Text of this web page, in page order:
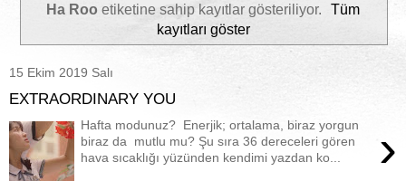
Ha Roo etiketine sahip kayıtlar gösteriliyor.
Tüm
kayıtları göster
15 Ekim 2019 Salı
EXTRAORDINARY YOU
›
Hafta modunuz? Enerjik; ortalama, biraz yorgun
biraz da mutlu mu? Şu sıra 36 dereceleri gören
hava sıcaklığı yüzünden kendimi yazdan ko...